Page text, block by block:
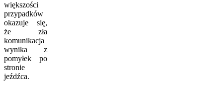
większości
przypadków
okazuje się,
że zła
komunikacja
wynika z
pomyłek po
stronie
jeźdźca.